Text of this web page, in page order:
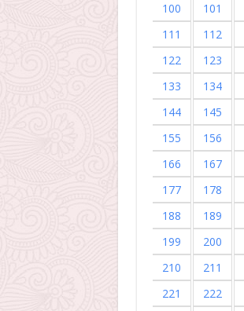
100
101
111
112
122
123
133
134
144
145
155
156
166
167
177
178
188
189
199
200
210
211
221
222